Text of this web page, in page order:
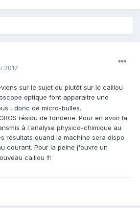
2017
sur le sujet ou plutôt sur le caillou
optique font apparaitre une
, donc de micro-bulles.
résidu de fonderie. Pour en avoir la
à l'analyse physico-chimique au
résultats quand la machine sera dispo
courant. Pour la peine j'ouvre un
caillou !!!